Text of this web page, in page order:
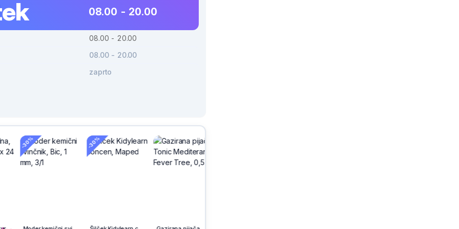
08.00 - 20.00
08.00 - 20.00
08.00 - 20.00
zaprto
-30%